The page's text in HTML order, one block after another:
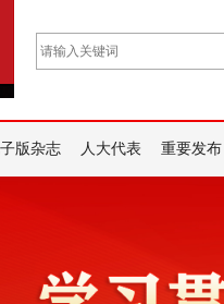
版杂志 人大代表 重要发布